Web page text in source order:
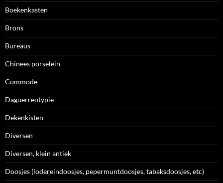
Boekenkasten
Brons
Bureaus
Chinees porselein
Commode
Daguerreotypie
Dekenkisten
Diversen
Diversen, klein antiek
Doosjes (lodereindoosjes, pepermuntdoosjes, tabaksdoosjes, etc)